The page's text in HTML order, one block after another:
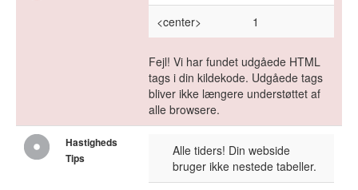
<center>
1
Fejl! Vi har fundet udgåede HTML
tags i din kildekode. Udgåede tags
bliver ikke længere understøttet af
alle browsere.
Hastigheds
Tips
Alle tiders! Din webside
bruger ikke nestede tabeller.